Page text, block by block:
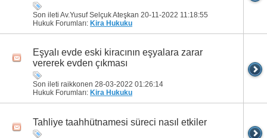
Son ileti Av.Yusuf Selçuk Ateşkan 20-11-2022 11:18:55
Hukuk Forumları: Kira Hukuku
Eşyalı evde eski kiracının eşyalara zarar
vererek evden çıkması
Son ileti raikkonen 28-03-2022 01:26:14
Hukuk Forumları: Kira Hukuku
Tahliye taahhütnamesi süreci nasıl etkiler